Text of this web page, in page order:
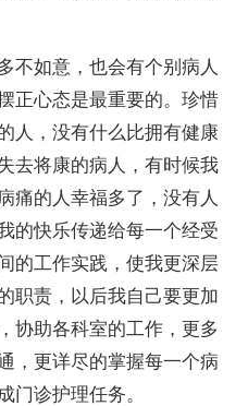
不如意，也会有个别病人
正心态是最重要的。珍惜
人，没有什么比拥有健康
去将康的病人，有时候我
痛的人幸福多了，没有人
的快乐传递给每一个经受
的工作实践，使我更深层
职责，以后我自己要更加
协助各科室的工作，更多
，更详尽的掌握每一个病
门诊护理任务。